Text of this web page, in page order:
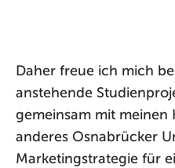
Daher freue ich mich
anstehende
gemeinsam mit meinen
anderes Osnabrücker
Marketingstrategie für